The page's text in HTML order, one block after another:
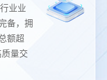
业业
备，拥
额超
量交